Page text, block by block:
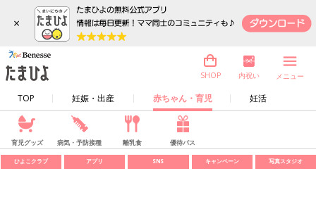
×
TOP 妊娠・出産 赤ちゃん・育児 妊活
SHOP 内祝い メニュー
育児グッズ 病気・予防接種 離乳食 優待パス
ひよこクラブ アプリ SNS キャンペーン 写真スタジオ